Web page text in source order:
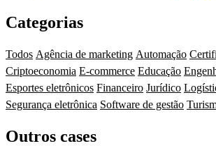
Categorias
Todos Agência de marketing Automação
Criptoeconomia E-commerce Educação
Esportes eletrônicos Financeiro Jurídico
Segurança eletrônica Software de gestão
Outros cases